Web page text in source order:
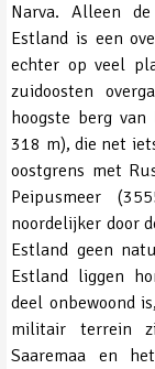
Narva. Alleen
Estland is een
echter op veel
zuidoosten
hoogste berg
318 m), die net
oostgrens met
Peipusmeer
noordelijker door
Estland geen
Estland liggen
deel onbewoond
militair terrein
Saaremaa en